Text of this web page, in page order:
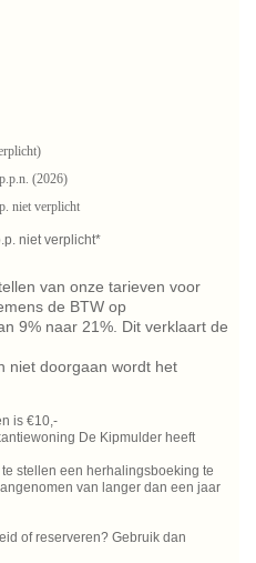
(2026)
niet verplicht
niet verplicht*
van onze tarieven voor
de BTW op
9% naar 21%. Dit verklaart de
niet doorgaan wordt het
is €10,-
De Kipmulder heeft
stellen een herhalingsboeking te
van langer dan een jaar
of reserveren? Gebruik dan